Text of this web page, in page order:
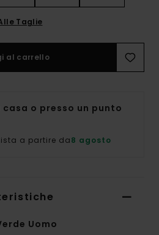
Taglie
al carrello
casa o presso un punto
a partire da8 agosto
Uomo